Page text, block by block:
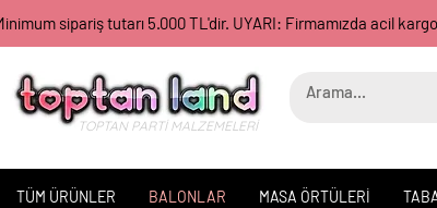
sipariş tutarı 5.000 TL'dir. UYARI: Firmamızda acil
TOPTAN PARTİ MALZEMELERİ
TÜM ÜRÜNLER BALONLAR MASA ÖRTÜLERİ